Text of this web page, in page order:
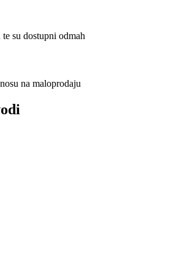
su dostupni odmah
na maloprodaju